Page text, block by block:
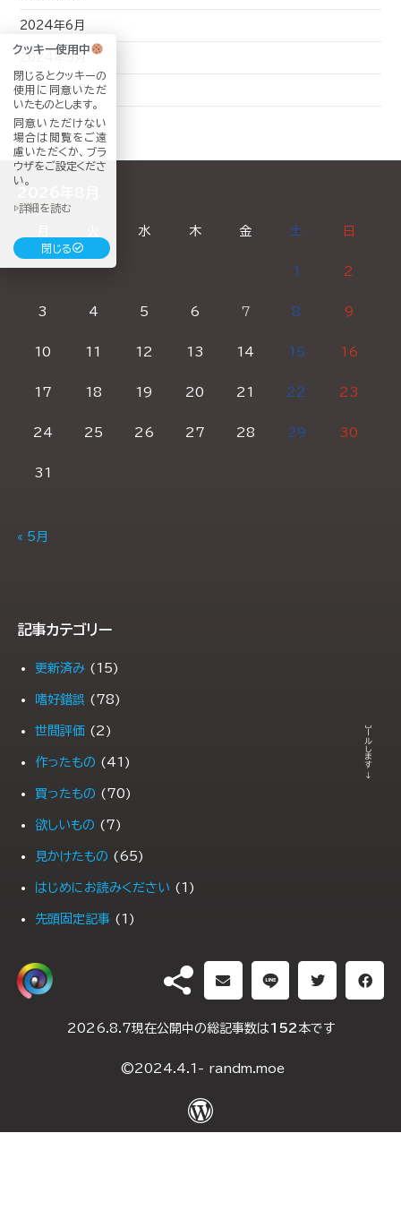
2024年6月
2024年5月
2024年4月
水 木 金 土 日
1 2
3 4 5 6 7 8 9
10 11 12 13 14 15 16
17 18 19 20 21 22 23
24 25 26 27 28 29 30
31
« 5月
記事カテゴリー
更新済み (15)
嗜好錯誤 (78)
世間評価 (2)
作ったもの (41)
買ったもの (70)
欲しいもの (7)
見かけたもの (65)
はじめにお読みください (1)
先頭固定記事 (1)
DH（ダブルヘッダー）
2025年1月10日 (2)
← スクロールします →
2026.8.7現在公開中の総記事数は 152 本です
©2024.4.1- randm.moe
クッキー使用中
閉じるとクッキーの
使用に同意いただ
いたものとします。
同意いただけない
場合は閲覧をご遠
慮いただくか、ブラ
ウザをご設定くださ
い。
▷詳細を読む
閉じる